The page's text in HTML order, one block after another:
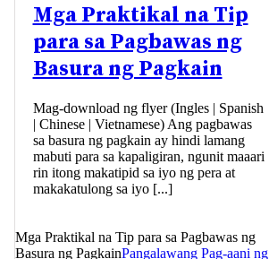
Mga Praktikal na Tip
para sa Pagbawas ng
Basura ng Pagkain
Mag-download ng flyer (Ingles | Spanish
| Chinese | Vietnamese) Ang pagbawas
sa basura ng pagkain ay hindi lamang
mabuti para sa kapaligiran, ngunit maaari
rin itong makatipid sa iyo ng pera at
makakatulong sa iyo [...]
Mga Praktikal na Tip para sa Pagbawas ng
Basura ng PagkainPangalawang Pag-aani ng